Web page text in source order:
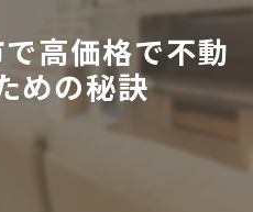
高価格で不動
めの秘訣